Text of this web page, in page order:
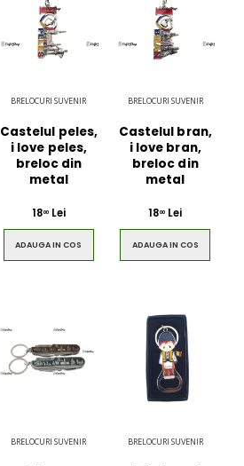
BRELOCURI SUVENIR
Castelul peles,
i love peles,
breloc din
metal
1800Lei
ADAUGA IN COS
BRELOCURI SUVENIR
Castelul bran,
i love bran,
breloc din
metal
1800 Lei
ADAUGA IN COS
BRELOCURI SUVENIR BRELOCURI SUVENIR